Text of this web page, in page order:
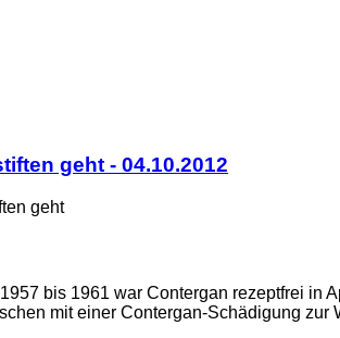
geht - 04.10.2012
bis 1961 war Contergan rezeptfrei in
mit einer Contergan-Schädigung zur